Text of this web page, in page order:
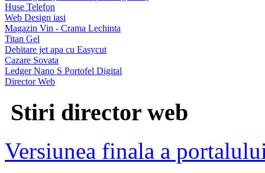
Huse Telefon
Web Design iasi
Magazin Vin - Crama Lechinta
Titan Gel
Debitare jet apa cu Easycut
Cazare Sovata
Ledger Nano S Portofel Digital
Director Web
Stiri director web
Versiunea finala a